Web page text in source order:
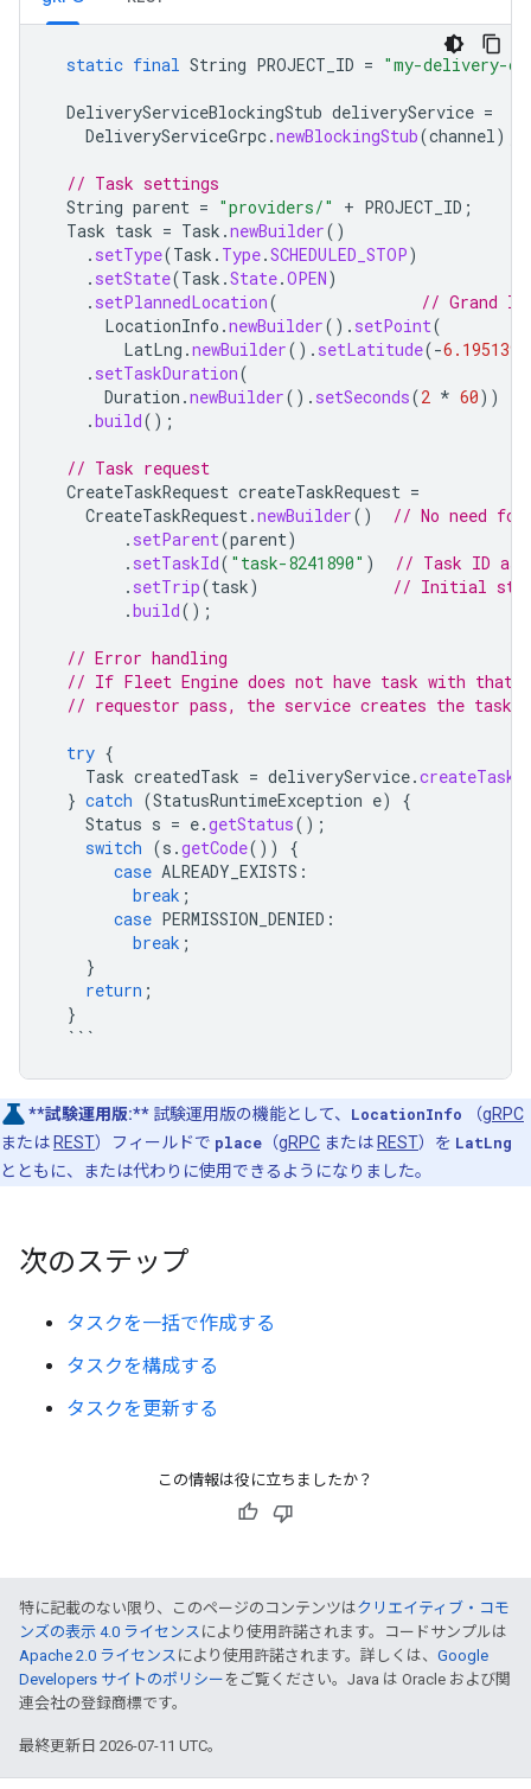
static final String PROJECT_ID = "my-delivery-
DeliveryServiceBlockingStub deliveryService =
DeliveryServiceGrpc.newBlockingStub(channel);
// Task settings
String parent = "providers/" + PROJECT_ID ;
Task task = Task .newBuilder()
. setType(Task . Type.SCHEDULED_STOP)
. setState(Task .State.OPEN)
. setPlannedLocation(
// Grand
LocationInfo .newBuilder(). setPoint(
LatLng .newBuilder(). setLatitude(-6.195139
. setTaskDuration(
Duration .newBuilder(). setSeconds(2 * 60))
.build();
// Task request
CreateTaskRequest createTaskRequest =
CreateTaskRequest.newBuilder()
// No need for
. setParent(parent)
. setTaskId( "task-8241890" )
// Task ID
. setTrip(task)
// Initial
.build();
// Error handling
// If Fleet Engine does not have task with that
// requestor pass, the service creates the task
try {
Task createdTask = deliveryService.createTask
} catch (StatusRuntimeException e)
{
Status s = e.getStatus();
switch (s .getCode())
{
case ALREADY_EXISTS :
break ;
case PERMISSION_DENIED :
break ;
}
return ;
}
```
**試験運用版:** 試験運用版の機能として、 LocationInfo （gRPC
または REST）フィールドで place （gRPC または REST）を LatLng
とともに、または代わりに使用できるようになりました。
次のステップ
タスクを一括で作成する
タスクを構成する
タスクを更新する
この情報は役に立ちましたか？
特に記載のない限り、このページのコンテンツはクリエイティブ・コモ
ンズの表示 4.0 ライセンス により使用許諾されます。コードサンプルは
Apache 2.0 ライセンス により使用許諾されます。詳しくは、 Google
Developers サイトのポリシー をご覧ください。Java は Oracle および関
連会社の登録商標です。
最終更新日 2026-07-11 UTC。